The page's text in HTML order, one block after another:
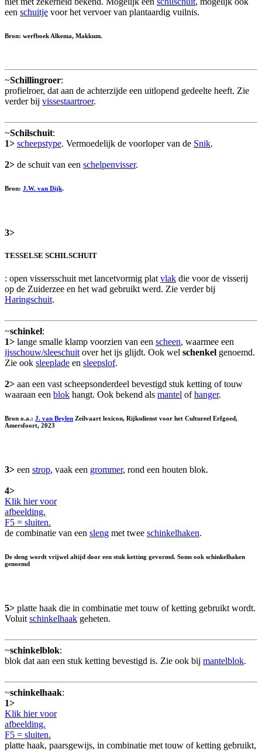
een schuitje voor het vervoer van plantaardig vuilnis.
Bron: werfboek Alkema, Makkum.
~Schillingroer:
profielroer, dat aan de achterzijde een uitlopend gedeelte heeft. Zie
verder bij vissestaartroer.
~Schilschuit:
1> scheepstype. Vermoedelijk de voorloper van de Snik.
2> de schuit van een schelpenvisser.
Bron: J.W. van Dijk.
3>
TESSELSE SCHILSCHUIT
: open vissersschuit met lancetvormig plat vlak die voor de visserij
op de Zuiderzee en het wad gebruikt werd. Zie verder bij
Haringschuit.
~schinkel:
1> lange smalle klamp voorzien van een scheen, waarmee een
ijsschouw/sleeschuit over het ijs glijdt. Ook wel schenkel genoemd.
Zie ook sleeplade en sleepslof.
2> aan een vast scheepsonderdeel bevestigd stuk ketting of touw
waaraan een blok hangt. Ook bekend als mantel ofhanger.
Bron o.a.: J. van Beylen Zeilvaart lexicon, Rijksdienst voor het Cultureel Erfgoed,
Amersfoort, 2023
3> een strop, vaak een grommer, rond een houten blok.
4>
Klik hier voor
afbeelding.
F5 = sluiten.
de combinatie van een sleng met twee schinkelhaken.
De sleng wordt vrijwel altijd door een stuk ketting gevormd. Soms ook schinkelhaken
genoemd
5> platte haak die in combinatie met touw of ketting gebruikt wordt.
Voluit schinkelhaak geheten.
~schinkelblok:
blok dat aan een stuk ketting bevestigd is. Zie ook bij mantelblok.
~schinkelhaak:
1>
Klik hier voor
afbeelding.
F5 = sluiten.
platte haak, paarsgewijs, in combinatie met touw of ketting gebruikt,